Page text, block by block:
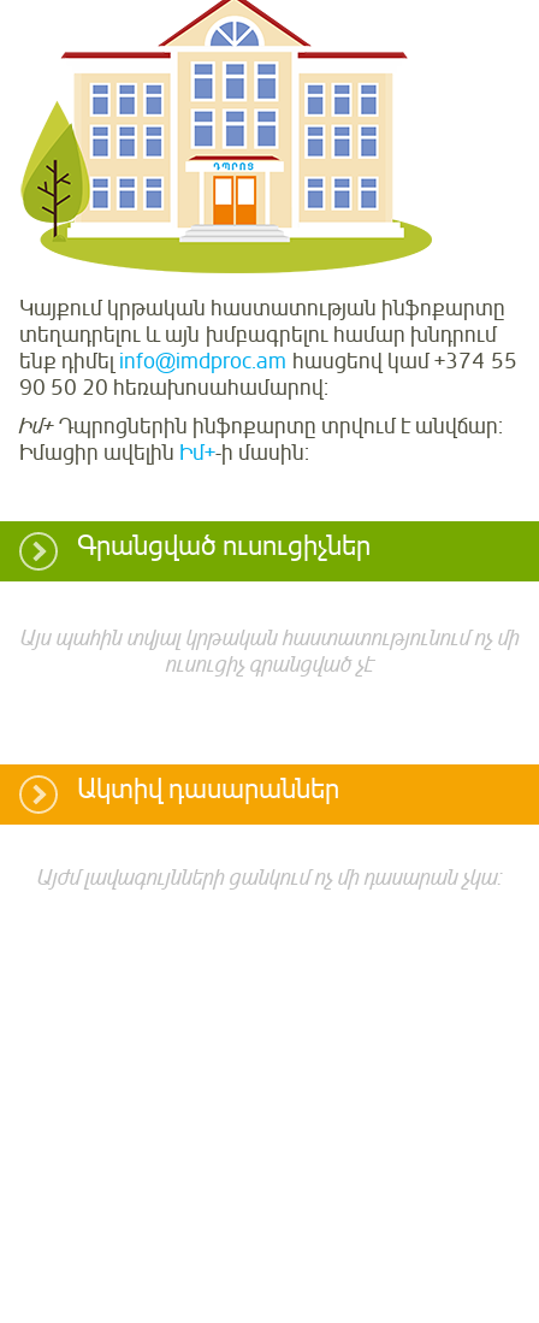
Կայքում կրթական հաստատության ինֆոքարտը
տեղադրելու և այն խմբագրելու համար խնդրում
ենք դիմել info@imdproc.am հասցեով կամ +374 55
90 50 20 հեռախոսահամարով:
Իմ+Դպրոցներին ինֆոքարտը տրվում է անվճար:
Իմացիր ավելին Իմ+-ի մասին:
Գրանցված ուսուցիչներ
Այս պահին տվյալ կրթական հաստատությունում ոչ մի
ուսուցիչ գրանցված չէ
Ակտիվ դասարաններ
Այժմ լավագույնների ցանկում ոչ մի դասարան չկա: